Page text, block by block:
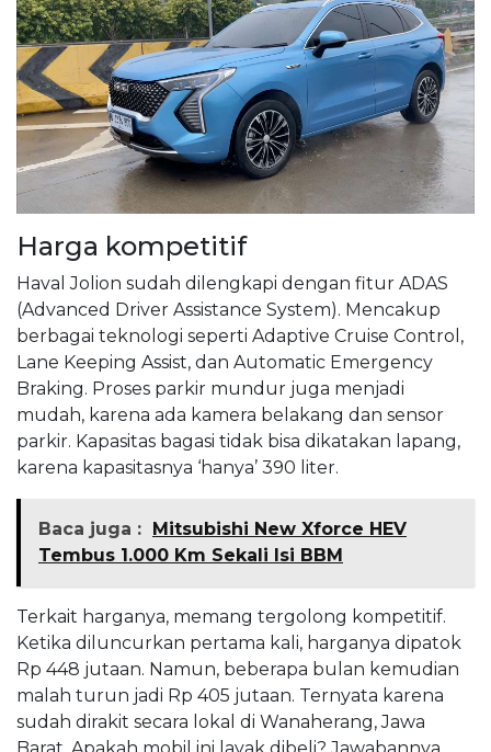
Harga kompetitif
Haval Jolion sudah dilengkapi dengan fitur ADAS
(Advanced Driver Assistance System). Mencakup
berbagai teknologi seperti Adaptive Cruise Control,
Lane Keeping Assist, dan Automatic Emergency
Braking. Proses parkir mundur juga menjadi
mudah, karena ada kamera belakang dan sensor
parkir. Kapasitas bagasi tidak bisa dikatakan lapang,
karena kapasitasnya ‘hanya’ 390 liter.
Baca juga :
Mitsubishi New Xforce HEV
Tembus 1.000 Km Sekali Isi BBM
Terkait harganya, memang tergolong kompetitif.
Ketika diluncurkan pertama kali, harganya dipatok
Rp 448 jutaan. Namun, beberapa bulan kemudian
malah turun jadi Rp 405 jutaan. Ternyata karena
sudah dirakit secara lokal di Wanaherang, Jawa